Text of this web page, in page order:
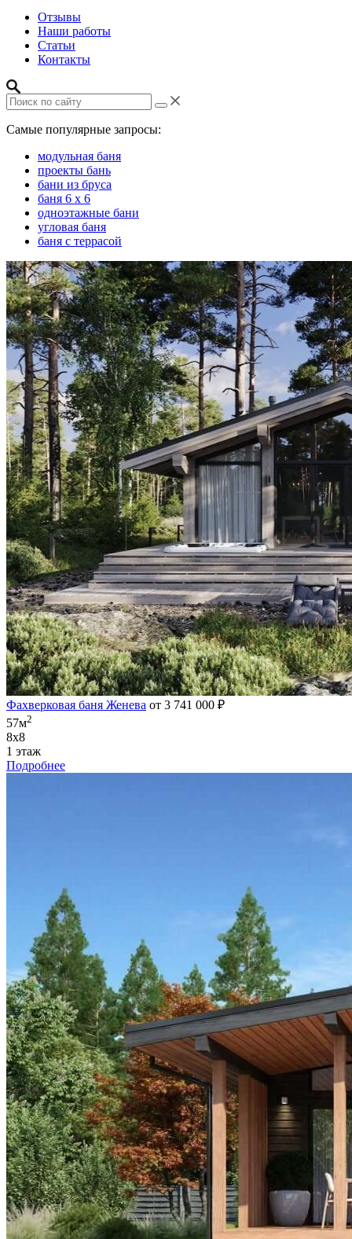
Отзывы
Наши работы
Статьи
Контакты
Самые популярные запросы:
модульная баня
проекты бань
бани из бруса
баня 6 х 6
одноэтажные бани
угловая баня
баня с террасой
Фахверковая баня Женева от 3 741 000 ₽
57м2
8х8
1 этаж
Подробнее